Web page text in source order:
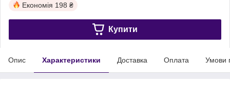
Економія 198 ₴
Купити
Опис Характеристики Доставка Оплата Умови